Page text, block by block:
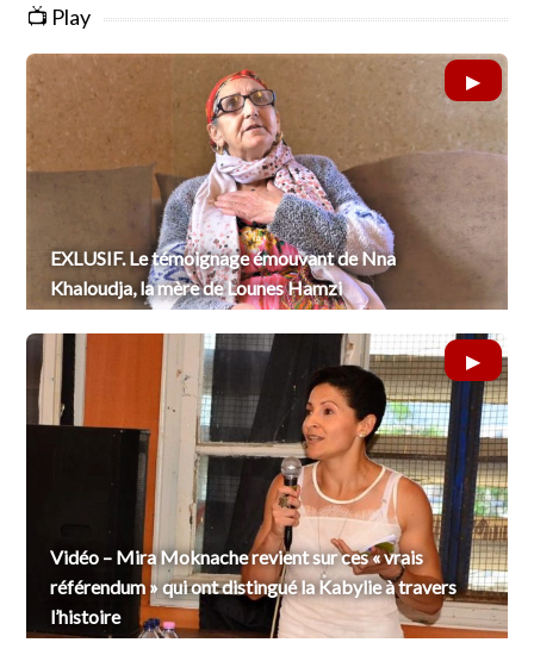
📺 Play
EXLUSIF. Le témoignage émouvant de Nna
Khaloudja, la mère de Lounes Hamzi
Vidéo – Mira Moknache revient sur ces « vrais
référendum » qui ont distingué la Kabylie à travers
l’histoire